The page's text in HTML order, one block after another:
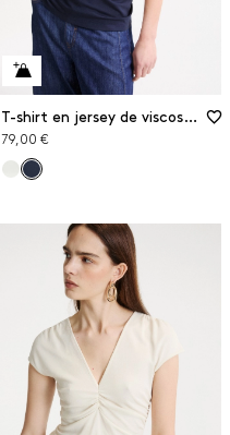
T-shirt en jersey de viscose stretch
79,00 €